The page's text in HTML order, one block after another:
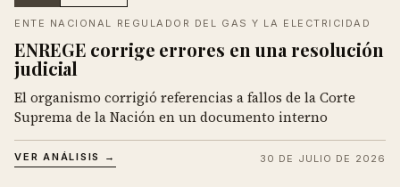
ENTE NACIONAL REGULADOR DEL GAS Y LA ELECTRICIDAD
ENREGE corrige errores en una resolución
judicial
El organismo corrigió referencias a fallos de la Corte
Suprema de la Nación en un documento interno
VER ANÁLISIS → 30 DE JULIO DE 2026